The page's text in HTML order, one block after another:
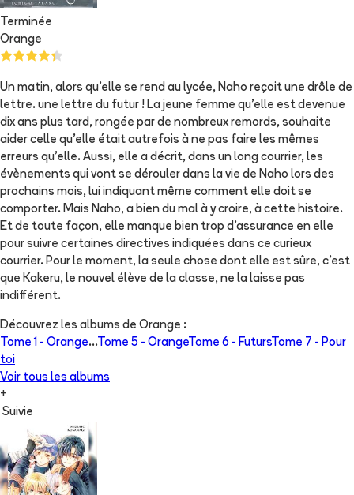
Terminée
Orange
Un matin, alors qu'elle se rend au lycée, Naho reçoit une drôle de
lettre. une lettre du futur ! La jeune femme qu'elle est devenue
dix ans plus tard, rongée par de nombreux remords, souhaite
aider celle qu'elle était autrefois à ne pas faire les mêmes
erreurs qu'elle. Aussi, elle a décrit, dans un long courrier, les
évènements qui vont se dérouler dans la vie de Naho lors des
prochains mois, lui indiquant même comment elle doit se
comporter. Mais Naho, a bien du mal à y croire, à cette histoire.
Et de toute façon, elle manque bien trop d'assurance en elle
pour suivre certaines directives indiquées dans ce curieux
courrier. Pour le moment, la seule chose dont elle est sûre, c'est
que Kakeru, le nouvel élève de la classe, ne la laisse pas
indifférent.
Découvrez les albums de Orange :
Tome 1 - Orange...Tome 5 - OrangeTome 6 - FutursTome 7 - Pour
toi
Voir tous les albums
+
Suivie